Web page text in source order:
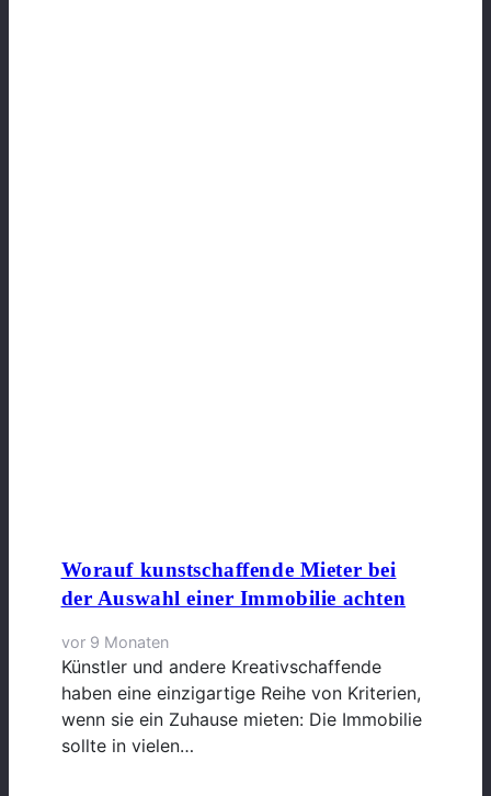
Worauf kunstschaffende Mieter bei
der Auswahl einer Immobilie achten
vor 9 Monaten
Künstler und andere Kreativschaffende
haben eine einzigartige Reihe von Kriterien,
wenn sie ein Zuhause mieten: Die Immobilie
sollte in vielen…